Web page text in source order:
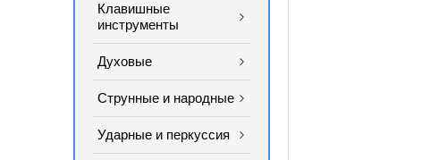
Клавишные
инструменты
Духовые
Струнные и народные
Ударные и перкуссия